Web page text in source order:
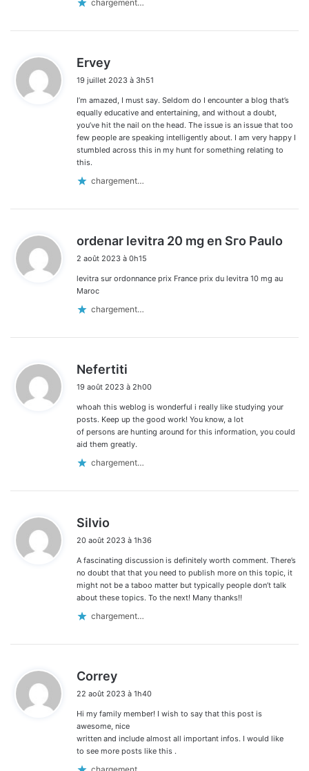
chargement…
Ervey
t
:
19 juillet 2023 à 3h51
I’m amazed, I must say. Seldom do I encounter a blog that’s
equally educative and entertaining, and without a doubt,
you’ve hit the nail on the head. The issue is an issue that too
few people are speaking intelligently about. I am very happy I
stumbled across this in my hunt for something relating to
this.
chargement…
ordenar levitra 20 mg en Sгo Paulo
2 août 2023 à 0h15
levitra sur ordonnance prix France prix du levitra 10 mg au
Maroc
chargement…
Nefertiti
t
:
19 août 2023 à 2h00
whoah this weblog is wonderful i really like studying your
posts. Keep up the good work! You know, a lot
of persons are hunting around for this information, you could
aid them greatly.
chargement…
Silvio
t
:
20 août 2023 à 1h36
A fascinating discussion is definitely worth comment. There’s
no doubt that that you need to publish more on this topic, it
might not be a taboo matter but typically people don’t talk
about these topics. To the next! Many thanks!!
chargement…
Correy
t
:
22 août 2023 à 1h40
Hi my family member! I wish to say that this post is
awesome, nice
written and include almost all important infos. I would like
to see more posts like this .